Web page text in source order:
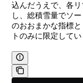
込んだうえで、各
し、総積雪量でソ
のおおまかな指標
トのみに限定してい